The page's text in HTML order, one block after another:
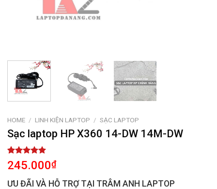
HOME / LINH KIỆN LAPTOP / SẠC LAPTOP
Sạc laptop HP X360 14-DW 14M-DW
Rated 5.00
out of 5
based on
2
customer
245.000₫
ƯU ĐÃI VÀ HỖ TRỢ TẠI TRÂM ANH LAPTOP